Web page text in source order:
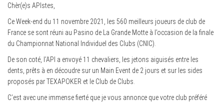
Chèr(e)s APIstes,
Ce Week-end du 11 novembre 2021, les 560 meilleurs joueurs de club de
France se sont réuni au Pasino de La Grande Motte à l’occasion de la finale
du Championnat National Individuel des Clubs (CNIC).
De son coté, l’API a envoyé 11 chevaliers, les jetons aiguisés entre les
dents, prêts à en découdre sur un Main Event de 2 jours et sur les sides
proposés par TEXAPOKER et le Club de Clubs.
C’est avec une immense fierté que je vous annonce que votre club préféré